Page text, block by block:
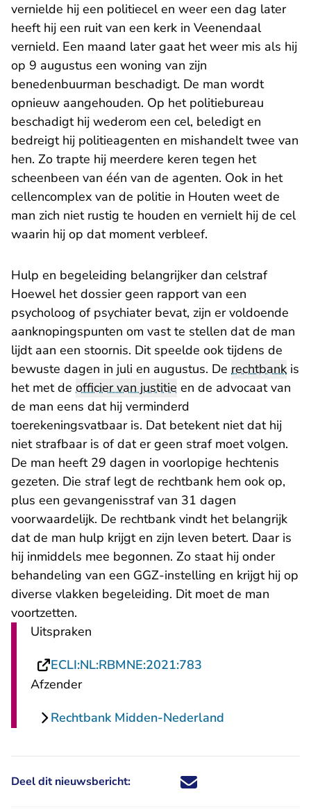
vernielde hij een politiecel en weer een dag later
heeft hij een ruit van een kerk in Veenendaal
vernield. Een maand later gaat het weer mis als hij
op 9 augustus een woning van zijn
benedenbuurman beschadigt. De man wordt
opnieuw aangehouden. Op het politiebureau
beschadigt hij wederom een cel, beledigt en
bedreigt hij politieagenten en mishandelt twee van
hen. Zo trapte hij meerdere keren tegen het
scheenbeen van één van de agenten. Ook in het
cellencomplex van de politie in Houten weet de
man zich niet rustig te houden en vernielt hij de cel
waarin hij op dat moment verbleef.
Hulp en begeleiding belangrijker dan celstraf
Hoewel het dossier geen rapport van een
psycholoog of psychiater bevat, zijn er voldoende
aanknopingspunten om vast te stellen dat de man
lijdt aan een stoornis. Dit speelde ook tijdens de
bewuste dagen in juli en augustus. De rechtbank is
het met de officier van justitie en de advocaat van
de man eens dat hij verminderd
toerekeningsvatbaar is. Dat betekent niet dat hij
niet strafbaar is of dat er geen straf moet volgen.
De man heeft 29 dagen in voorlopige hechtenis
gezeten. Die straf legt de rechtbank hem ook op,
plus een gevangenisstraf van 31 dagen
voorwaardelijk. De rechtbank vindt het belangrijk
dat de man hulp krijgt en zijn leven betert. Daar is
hij inmiddels mee begonnen. Zo staat hij onder
behandeling van een GGZ-instelling en krijgt hij op
diverse vlakken begeleiding. Dit moet de man
voortzetten.
Uitspraken
ECLI:NL:RBMNE:2021:783
Afzender
Rechtbank Midden-Nederland
Deel dit nieuwsbericht: Deel dit nieuwsbericht via X -
Deel dit nieuwsbericht via
Deel dit nieuwsbericht
Deel dit